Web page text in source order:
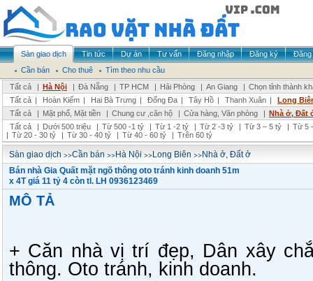
Sàn giao dịch Tin tức Dự án Tư vấn Đăng nhập Đăng ký
Đăng
Cần bán
Cho thuê
Tìm theo nhu cầu
Tất cả
| Hà Nội | Đà Nẵng | TP HCM | Hải Phòng | An Giang | Chọn tỉnh thành
Tất cả | Hoàn Kiếm | Hai Bà Trưng | Đống Đa | Tây Hồ | Thanh Xuân |
Long
Tất cả
| Mặt phố, Mặt tiền | Chung cư ,căn hộ | Cửa hàng, Văn phòng | Nhà ở, Đất
Tất cả
| Dưới 500 triệu | Từ 500 -1 tỷ | Từ 1 -2 tỷ | Từ 2 -3 tỷ | Từ 3 – 5 tỷ | Từ 5
| Từ 20 - 30 tỷ | Từ 30 - 40 tỷ | Từ 40 - 60 tỷ | Trên 60 tỷ
Sàn giao dịch >>Cần bán >>Hà Nội >>Long Biên >>Nhà ở, Đất ở
Bán nhà Gia Quất mặt ngõ thông oto tránh kinh doanh 51m
x 4T giá 11 tỷ 4 còn tl. LH 0936123469
MÔ TẢ
+ Căn nhà vị trí đẹp, Dân xây
thông. Oto tránh, kinh doanh.